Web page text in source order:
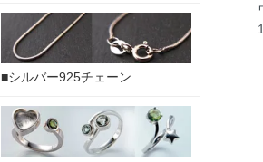
■シルバー925チェーン